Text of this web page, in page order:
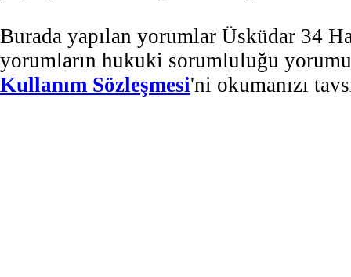
Burada yapılan yorumlar Üsküdar 34
yorumların hukuki sorumluluğu
Kullanım Sözleşmesi'ni okumanızı